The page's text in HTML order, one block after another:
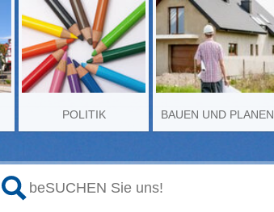
POLITIK BAUEN UND PLANEN